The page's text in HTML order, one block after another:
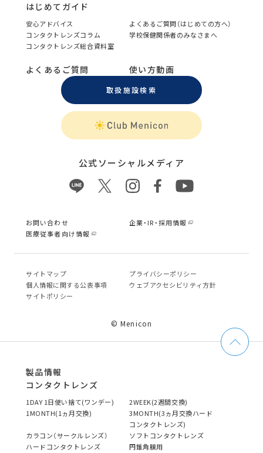
はじめてガイド
安心アドバイス
よくあるご質問（はじめての方へ）
コンタクトレンズコラム
学校保健関係者のみなさまへ
コンタクトレンズ総合資料室
よくあるご質問 使い方動画
取扱施設検索
公式ソーシャルメディア
お問い合わせ
企業・IR・採用情報
医療従事者向け情報
サイトマップ
プライバシーポリシー
個⼈情報に関する公表事項
ウェブアクセシビリティ方針
サイトポリシー
© Menicon
製品情報
コンタクトレンズ
1DAY 1日使い捨て(ワンデー)
2WEEK(2週間交換)
1MONTH(1ヵ月交換)
3MONTH(3ヵ月交換ハード
コンタクトレンズ)
カラコン（サークルレンズ）
ソフトコンタクトレンズ
ハードコンタクトレンズ
円錐角膜用